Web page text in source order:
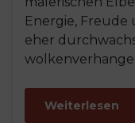
Energie, Freude
eher
Weiterlesen